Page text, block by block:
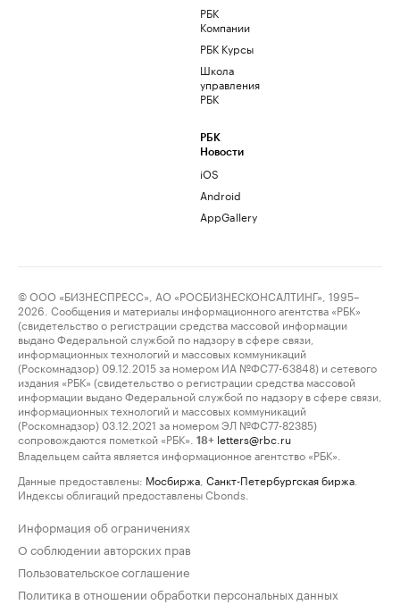
РБК
Компании
РБК Курсы
Школа
управления
РБК
РБК
Новости
iOS
Android
AppGallery
© ООО «БИЗНЕСПРЕСС», АО «РОСБИЗНЕСКОНСАЛТИНГ», 1995–
2026. Сообщения и материалы информационного агентства «РБК»
(свидетельство о регистрации средства массовой информации
выдано Федеральной службой по надзору в сфере связи,
информационных технологий и массовых коммуникаций
(Роскомнадзор) 09.12.2015 за номером ИА №ФС77-63848) и сетевого
издания «РБК» (свидетельство о регистрации средства массовой
информации выдано Федеральной службой по надзору в сфере связи,
информационных технологий и массовых коммуникаций
(Роскомнадзор) 03.12.2021 за номером ЭЛ №ФС77-82385)
сопровождаются пометкой «РБК».
18+ letters@rbc.ru
Владельцем сайта является информационное агентство «РБК».
Данные предоставлены: Мосбиржа Санкт-Петербургская биржа
Индексы облигаций предоставлены Cbonds.
Информация об ограничениях
О соблюдении авторских прав
Пользовательское соглашение
Политика в отношении обработки персональных данных